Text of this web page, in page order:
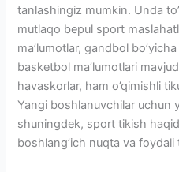
tanlashingiz mumkin. Unda
mutlaqo bepul sport
ma’lumotlar, gandbol
basketbol ma’lumotlari
havaskorlar, ham o’qimishli
Yangi boshlanuvchilar uchun
shuningdek, sport tikish
boshlang’ich nuqta va